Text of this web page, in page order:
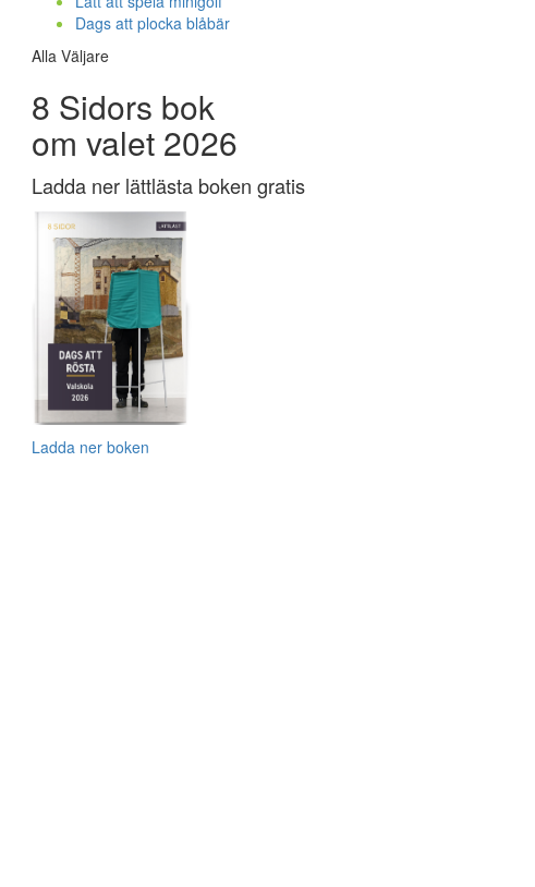
Dags att plocka blåbär
Alla Väljare
8 Sidors bok
om valet 2026
Ladda ner lättlästa boken gratis
Ladda ner boken